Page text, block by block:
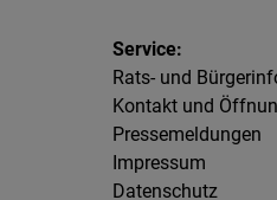
Rats- und
Kontakt und
Pressemeldungen
Impressum
Datenschutz